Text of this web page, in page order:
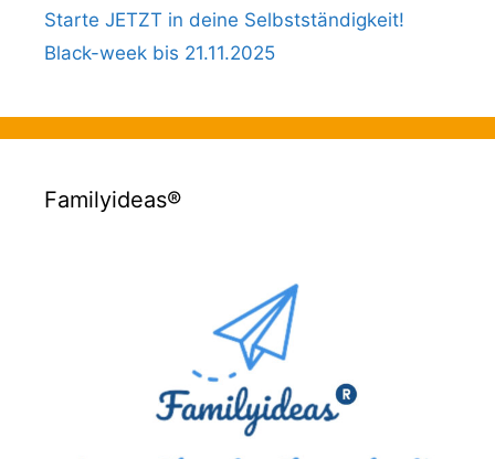
Starte JETZT in deine Selbstständigkeit!
Black-week bis 21.11.2025
Familyideas®